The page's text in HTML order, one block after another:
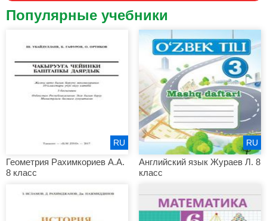
Популярные учебники
Геометрия Рахимкориев А.А.
8 класс
RU
Английский язык Жураев Л. 8
класс
RU